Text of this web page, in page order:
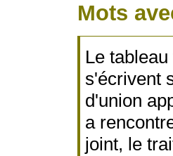
Mots
Le
s'écrivent
d'union
a
joint, le